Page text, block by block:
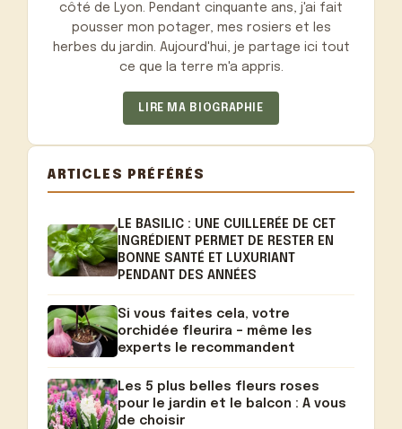
côté de Lyon. Pendant cinquante ans, j'ai fait
pousser mon potager, mes rosiers et les
herbes du jardin. Aujourd'hui, je partage ici tout
ce que la terre m'a appris.
LIRE MA BIOGRAPHIE
ARTICLES PRÉFÉRÉS
LE BASILIC : UNE CUILLERÉE DE CET
INGRÉDIENT PERMET DE RESTER EN
BONNE SANTÉ ET LUXURIANT
PENDANT DES ANNÉES
Si vous faites cela, votre
orchidée fleurira – même les
experts le recommandent
Les 5 plus belles fleurs roses
pour le jardin et le balcon : A vous
de choisir